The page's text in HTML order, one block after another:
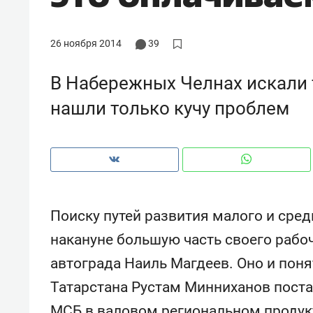
26 ноября 2014 39
В Набережных Челнах искали
нашли только кучу проблем
Поиску путей развития малого и
накануне большую часть своего
автограда Наиль Магдеев. Оно и
Татарстана Рустам Минниханов
Как ГК «МИР ГРУПП» и ВТБ
создают оазис жилого
комфорта под Казанью
150
ID